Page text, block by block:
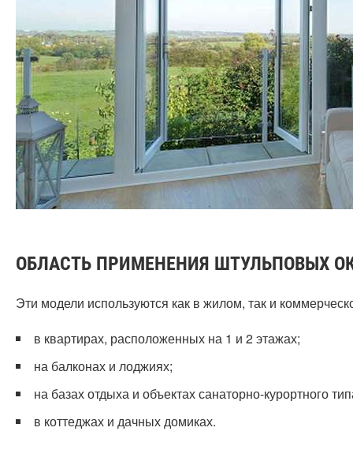
ОБЛАСТЬ ПРИМЕНЕНИЯ ШТУЛЬПОВЫХ
Эти модели используются как в жилом, так и
в квартирах, расположенных на 1 и 2 этажах;
на балконах и лоджиях;
на базах отдыха и объектах санаторно-курортного
в коттеджах и дачных домиках.